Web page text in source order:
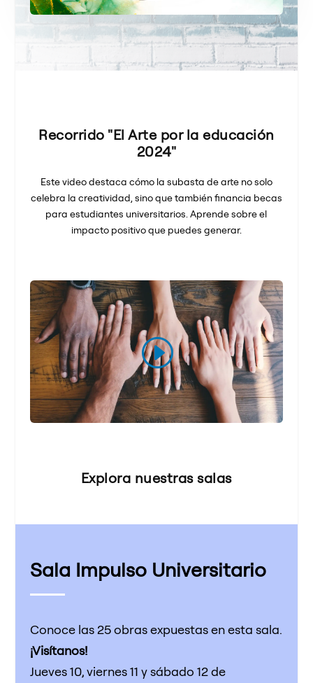
Recorrido "El Arte por la educación
2024"
Este video destaca cómo la subasta de arte no solo
celebra la creatividad, sino que también financia becas
para estudiantes universitarios. Aprende sobre el
impacto positivo que puedes generar.
Explora nuestras salas
Sala Impulso Universitario
Conoce las 25 obras expuestas en esta sala.
¡Visítanos!
Jueves 10, viernes 11 y sábado 12 de